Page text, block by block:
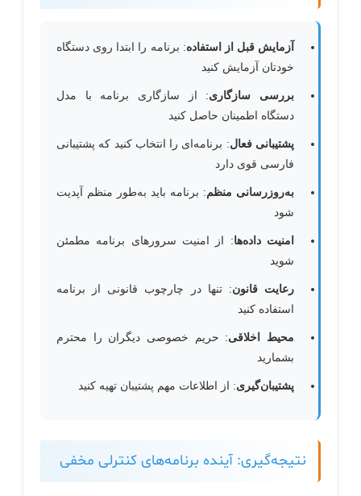
آزمایش قبل از استفاده: برنامه را ابتدا روی دستگاه
خودتان آزمایش کنید
بررسی سازگاری: از سازگاری برنامه با مدل
دستگاه اطمینان حاصل کنید
پشتیبانی فعال: برنامه‌ای را انتخاب کنید که پشتیبانی
فارسی قوی دارد
به‌روزرسانی منظم: برنامه باید به‌طور منظم آپدیت
شود
امنیت داده‌ها: از امنیت سرورهای برنامه مطمئن
شوید
رعایت قانون: تنها در چارچوب قانونی از برنامه
استفاده کنید
محیط اخلاقی: حریم خصوصی دیگران را محترم
بشمارید
پشتیبان‌گیری: از اطلاعات مهم پشتیبان تهیه کنید
نتیجه‌گیری: آینده برنامه‌های کنترلی مخفی